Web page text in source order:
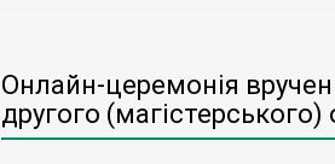
Онлайн-церемонія
другого (магістерського)